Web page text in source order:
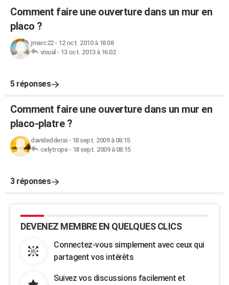
Comment faire une ouverture dans un mur en
placo ?
jmarc22- 12 oct. 2010 à 18:08
visual - 13 oct. 2013 à 16:02
5 réponses
Comment faire une ouverture dans un mur en
placo-platre ?
davidedderai- 18 sept. 2009 à 08:15
celytrope- 18 sept. 2009 à 08:15
3 réponses
DEVENEZ MEMBRE EN QUELQUES CLICS
Connectez-vous simplement avec ceux qui
partagent vos intérêts
Suivez vos discussions facilement et